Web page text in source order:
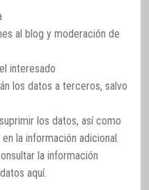
al blog y moderación de
interesado
los datos a terceros, salvo
los datos, así como
la información adicional.
la información
aquí.